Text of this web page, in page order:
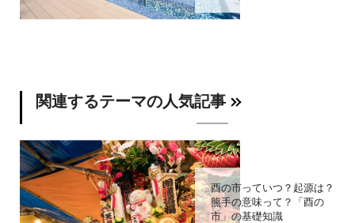
関連するテーマの人気記事
酉の市っていつ？起源は？
熊手の意味って？「酉の
市」の基礎知識